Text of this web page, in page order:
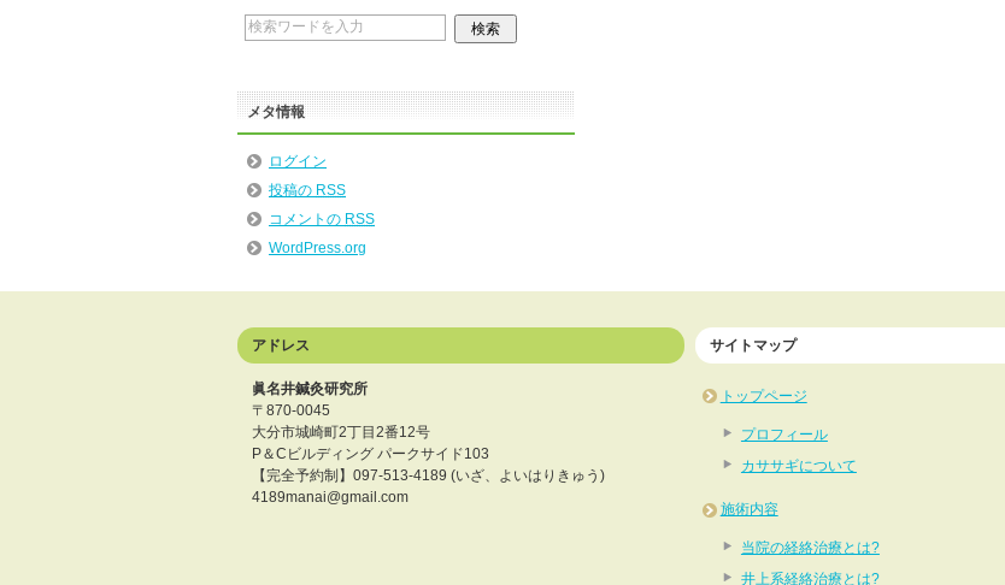
メタ情報
ログイン
投稿の RSS
コメントの RSS
WordPress.org
アドレス
眞名井鍼灸研究所
〒870-0045
大分市城崎町2丁目2番12号
P＆Cビルディング パークサイド103
【完全予約制】097-513-4189 (いざ、よいはりきゅう)
4189manai@gmail.com
サイトマップ
トップページ
プロフィール
カササギについて
施術内容
当院の経絡治療とは?
井上系経絡治療とは?